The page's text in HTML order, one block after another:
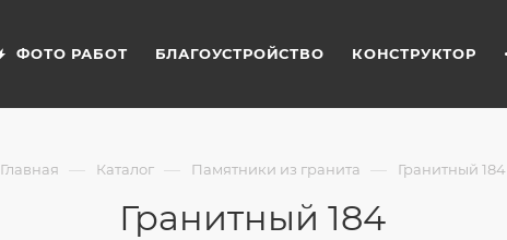
ФОТО РАБОТ БЛАГОУСТРОЙСТВО КОНСТРУКТОР
Главная — Каталог — Памятники из гранита — Гранитный 184
Гранитный 184